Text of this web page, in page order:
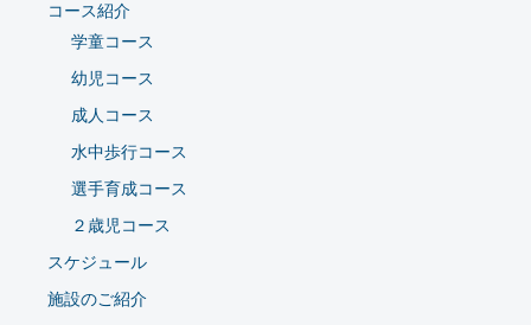
コース紹介
学童コース
幼児コース
成人コース
水中歩行コース
選手育成コース
２歳児コース
スケジュール
施設のご紹介